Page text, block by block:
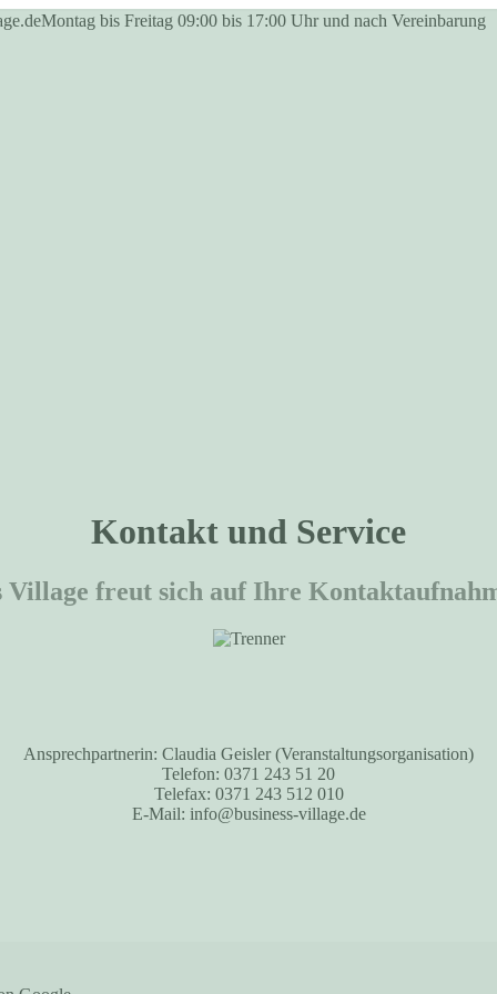
Montag bis Freitag 09:00 bis 17:00 Uhr und nach Vereinbarung
Kontakt und Service
Village freut sich auf Ihre
Ansprechpartnerin: Claudia Geisler (Veranstaltungsorganisation)
Telefon: 0371 243 51 20
Telefax: 0371 243 512 010
E-Mail: info@business-village.de